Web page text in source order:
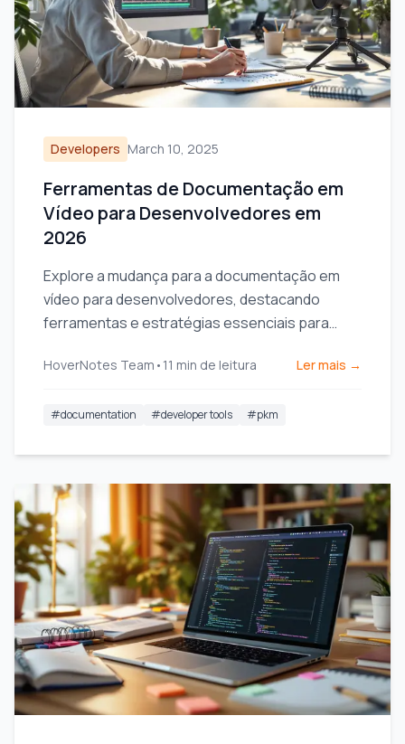
Developers March 10, 2025
Ferramentas de Documentação em
Vídeo para Desenvolvedores em
2026
Explore a mudança para a documentação em
vídeo para desenvolvedores, destacando
ferramentas e estratégias essenciais para
e a eficiência da equipe.
HoverNotes Team • 11 min de leitura Ler mais →
#documentation #developer tools #pkm